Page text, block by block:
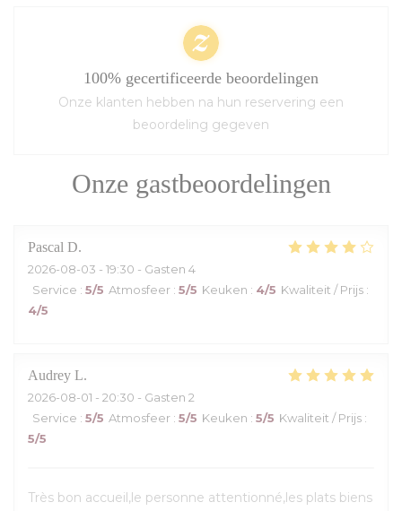
Onze gastbeoordelingen
Pascal D
2026-08-03 - 19:30 - Gasten 4
Service : 5/5 Atmosfeer : 5/5 Keuken : 4/5 Kwaliteit / Prijs :
4/5
Audrey L
2026-08-01 - 20:30 - Gasten 2
Service : 5/5 Atmosfeer : 5/5 Keuken : 5/5 Kwaliteit / Prijs :
5/5
Très bon accueil,le personne attentionné,les plats biens
100% gecertificeerde beoordelingen
Onze klanten hebben na hun reservering een
beoordeling gegeven